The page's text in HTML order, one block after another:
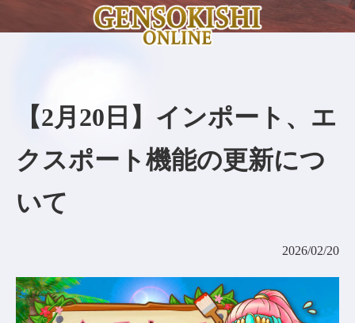
ニュース
ステーキング
その他
お問い合わせ
AGREEMENT&LICENCE
【2月20日】インポート、エ
クスポート機能の更新につ
いて
2026/02/20